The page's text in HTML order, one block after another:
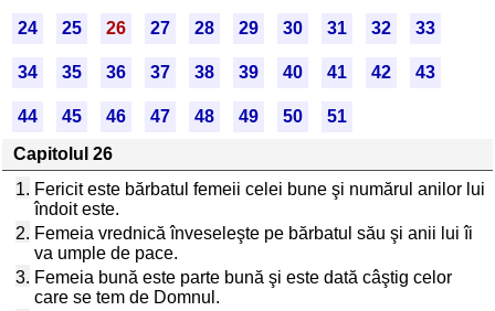
24 25 26 27 28 29 30 31 32 33
34 35 36 37 38 39 40 41 42 43
44 45 46 47 48 49 50
51
Capitolul 26
1. Fericit este bărbatul femeii celei bune şi numărul anilor lui
îndoit este.
2. Femeia vrednică înveseleşte pe bărbatul său şi anii lui îi
va umple de pace.
3. Femeia bună este parte bună şi este dată câştig celor
care se tem de Domnul.